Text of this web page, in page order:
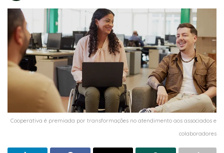
Cooperativa é premiada por transformações no atendimento aos associados e
colaboradores